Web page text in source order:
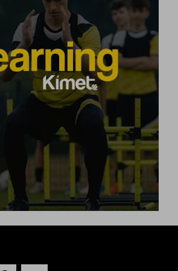
Kimet Learning hat
als 15.000 Trainer weltweit
Wir
bieten ein umfassendes
von
Fußballtrainerkursen
und vor Ort
auf unserer Kimet-Methode.
Fähigkeiten im Bereich Fußball
individuellen oder kollektiven
Sportart vollständig.
Produkt ansehen
[+]